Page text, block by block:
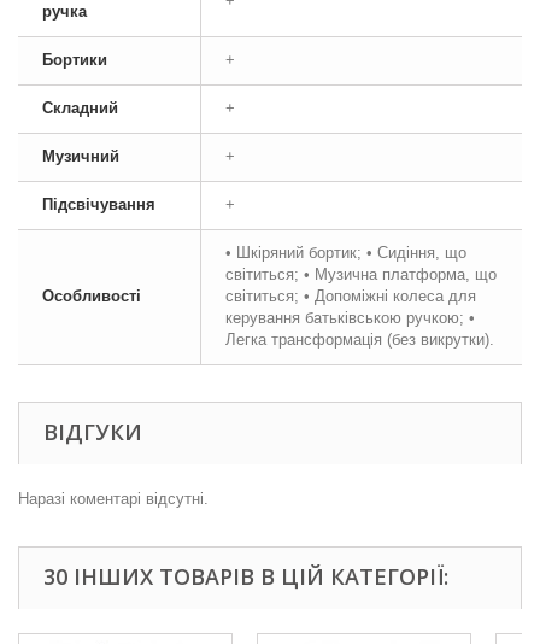
ручка
Бортики +
Складний +
Музичний +
Підсвічування +
Особливості
• Шкіряний бортик; • Сидіння, що
світиться; • Музична платформа, що
світиться; • Допоміжні колеса для
керування батьківською ручкою; •
Легка трансформація (без викрутки).
ВІДГУКИ
Наразі коментарі відсутні.
30 ІНШИХ ТОВАРІВ В ЦІЙ КАТЕГОРІЇ: